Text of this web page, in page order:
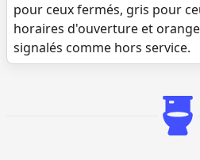
pour ceux fermés, gris pour
horaires d'ouverture et
signalés comme hors service.